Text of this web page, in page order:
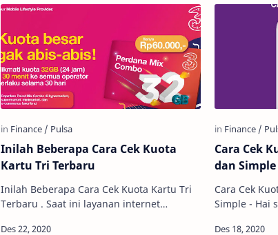
Inilah Beberapa Cara Cek Kuota
Kartu Tri Terbaru
Inilah Beberapa Cara Cek Kuota Kartu Tri
Terbaru . Saat ini layanan internet
menunjang berbagai hal. Nah jika kuota
Cara Cek
dan Simple
Cara Cek
Simple - Hai sobat axis, sebagai pengguna
Anda